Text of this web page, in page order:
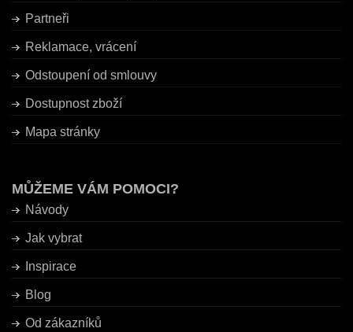
Partneři
Reklamace, vrácení
Odstoupení od smlouvy
Dostupnost zboží
Mapa stránky
MŮŽEME VÁM POMOCI?
Návody
Jak vybrat
Inspirace
Blog
Od zákazníků